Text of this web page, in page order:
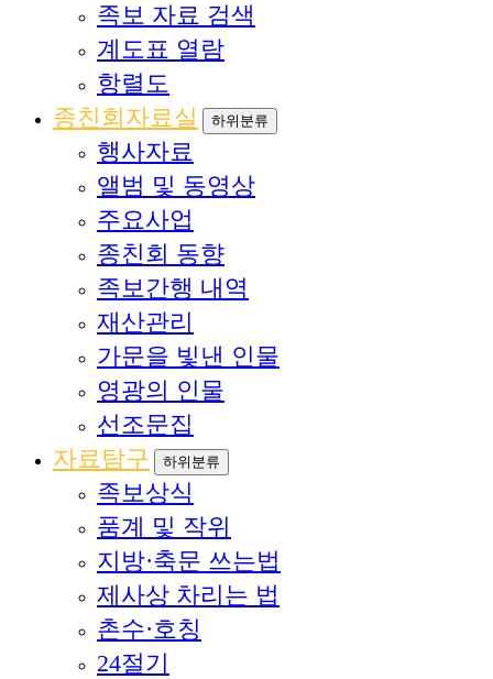
족보 자료 검색
계도표 열람
항렬도
종친회자료실
하위분류
행사자료
앨범 및 동영상
주요사업
종친회 동향
족보간행 내역
재산관리
가문을 빛낸 인물
영광의 인물
선조문집
자료탐구
하위분류
족보상식
품계 및 작위
지방·축문 쓰는법
제사상 차리는 법
촌수·호칭
24절기